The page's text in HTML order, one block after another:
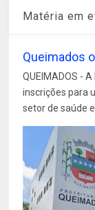
Matéria em
Queimados
QUEIMADOS -
inscrições para
setor de saúde e